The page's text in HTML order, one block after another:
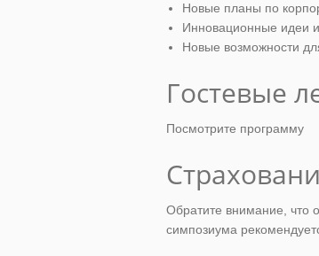
Новые планы по
Инновационные идеи и
Новые возможности
Гостевые
Посмотрите программу
Обратите внимание, что
симпозиума